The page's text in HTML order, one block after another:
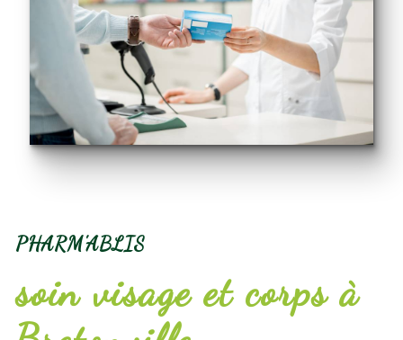
PHARM'ABLIS
soin visage et corps à